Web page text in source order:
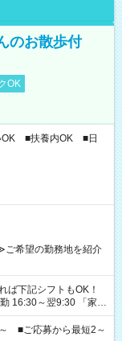
のお散歩付
OK
OK ■扶養内OK ■日
希望の勤務地を紹介
～翌9:30 「家族
飯の準備がしたい」
希望を教えてください
～ ■ご応募から最短2～